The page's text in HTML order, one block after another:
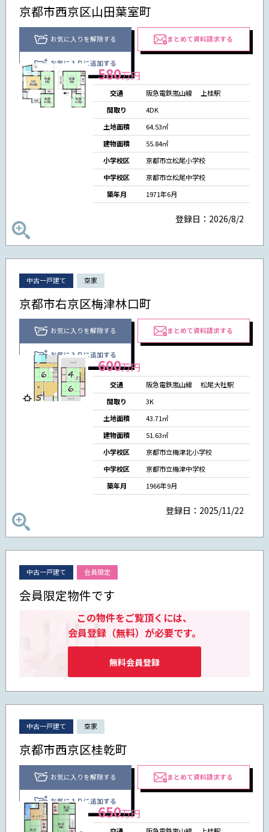
京都市西京区山田葉室町
お気に入りを解除する
お気に入りに追加する
まとめて資料請求する
580万円
交通 阪急電鉄嵐山線
上桂駅
間取り
4DK
土地面積
64.53㎡
建物面積
55.84㎡
小学校区
京都市立松尾小学校
中学校区
京都市立松尾中学校
築年月
1971年6月
登録日：2026/8/2
中古一戸建て 空家
京都市右京区梅津林口町
お気に入りを解除する
お気に入りに追加する
まとめて資料請求する
600万円
交通 阪急電鉄嵐山線松尾大社駅
間取り
3K
土地面積
43.71㎡
建物面積
51.63㎡
小学校区
京都市立梅津北小学校
中学校区
京都市立梅津中学校
築年月
1966年9月
登録日：2025/11/22
中古一戸建て 会員限定
会員限定物件です
この物件をご覧頂くには、
会員登録（無料）が必要です。
無料会員登録
中古一戸建て 空家
京都市西京区桂乾町
お気に入りを解除する
お気に入りに追加する
まとめて資料請求する
650万円